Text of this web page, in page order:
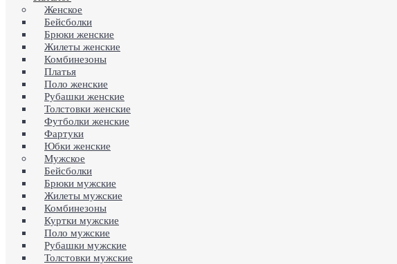
Женское
Бейсболки
Брюки женские
Жилеты женские
Комбинезоны
Платья
Поло женские
Рубашки женские
Толстовки женские
Футболки женские
Фартуки
Юбки женские
Мужское
Бейсболки
Брюки мужские
Жилеты мужские
Комбинезоны
Куртки мужские
Поло мужские
Рубашки мужские
Толстовки мужские